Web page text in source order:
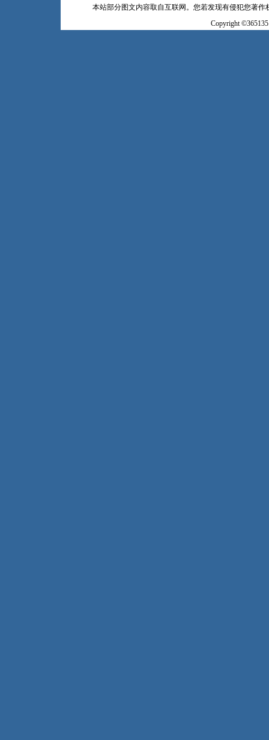
本站部分图文内容取自互联网。您若发现有侵犯您著
Copyright